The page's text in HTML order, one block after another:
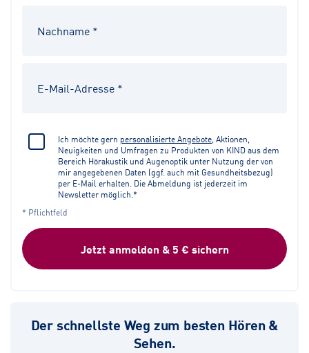
Ich möchte gern personalisierte Angebote , Aktionen,
Neuigkeiten und Umfragen zu Produkten von KIND aus dem
Bereich Hörakustik und Augenoptik unter Nutzung der von
mir angegebenen Daten (ggf. auch mit Gesundheitsbezug)
per E-Mail erhalten. Die Abmeldung ist jederzeit im
Newsletter möglich.*
* Pflichtfeld
Jetzt anmelden & 5 € sichern
Der schnellste Weg zum besten Hören &
Sehen.